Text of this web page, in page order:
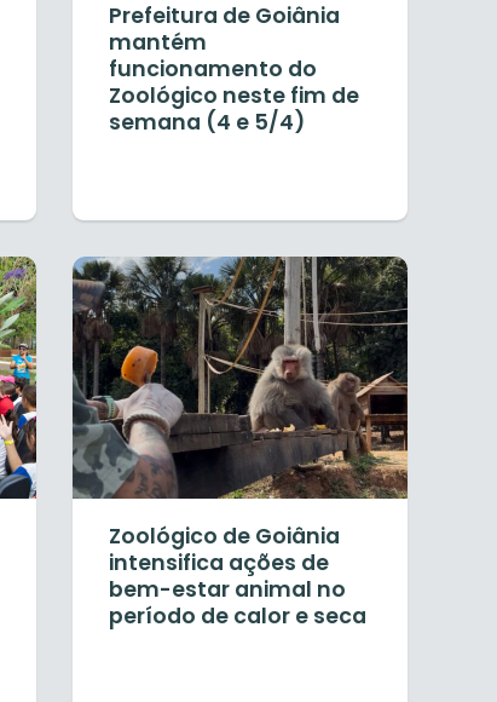
Prefeitura de Goiânia
mantém
funcionamento do
Zoológico neste fim de
semana (4 e 5/4)
Zoológico de Goiânia
intensifica ações de
bem-estar animal no
período de calor e seca